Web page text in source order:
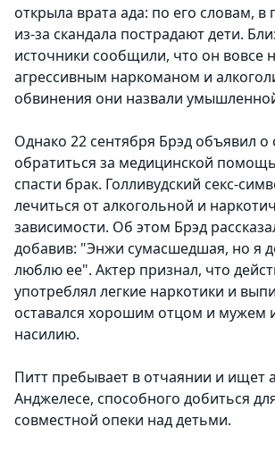
открыла врата ада: по его словам,
из-за скандала пострадают дети.
источники сообщили, что он вовсе
агрессивным наркоманом и
обвинения они назвали
Однако 22 сентября Брэд объявил
обратиться за медицинской
спасти брак. Голливудский секс-
лечиться от алкогольной и
зависимости. Об этом Брэд
добавив: "Энжи сумасшедшая, но я
люблю ее". Актер признал, что
употреблял легкие наркотики и
оставался хорошим отцом и мужем
насилию.
Питт пребывает в отчаянии и ищет
Анджелесе, способного добиться
совместной опеки над детьми.